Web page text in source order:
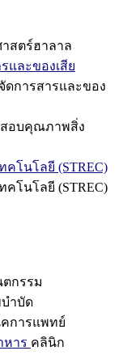
สตร์ฮาลาล
และของเสีย
ดการสารและของ
สอบคุณภาพสิ่ง
คโนโลยี (STREC)
คโนโลยี (STREC)
กรรม
ำบัด
การแพทย์
หาร คลินิก